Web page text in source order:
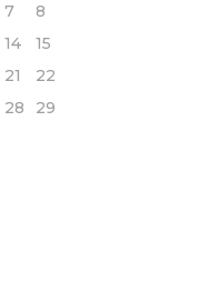
7
8
14
15
21
22
28
29